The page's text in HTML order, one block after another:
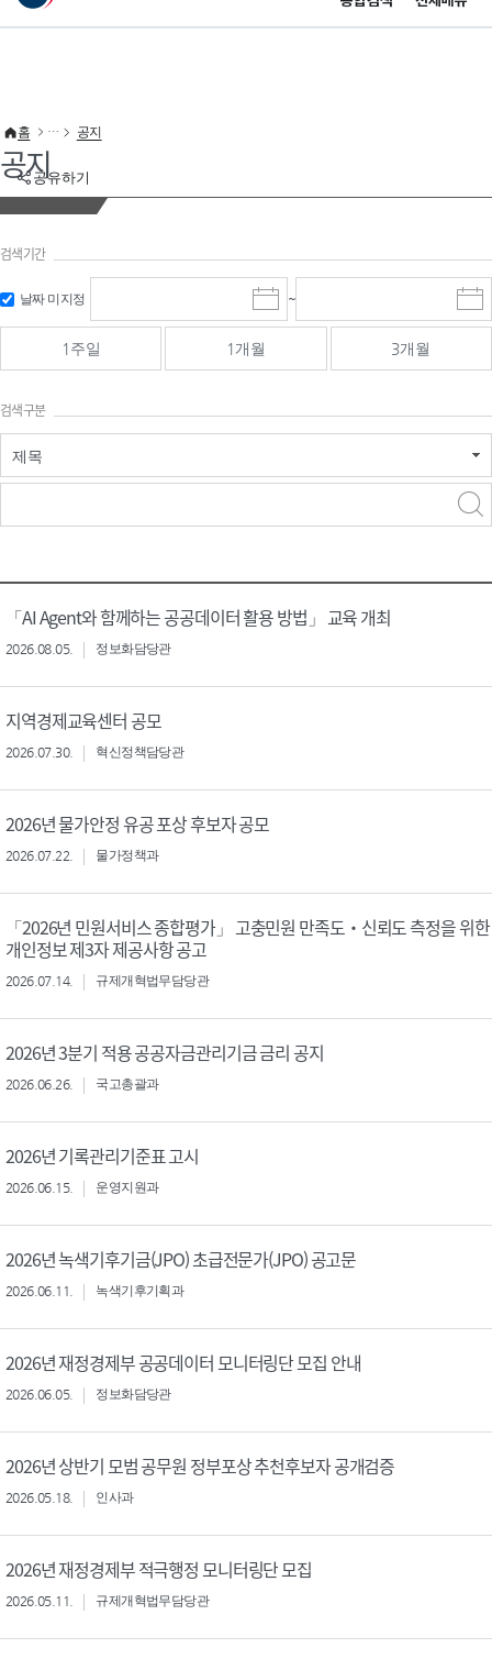
이 누리집은 대한민국 공식 전자정부 누리집입니다.
공유하기
홈 공지
공지
검색기간
날짜 미지정
시
작
일
선
~
종
료
선
1주일 1개월 3개월
검색구분
제목
「AI Agent와 함께하는 공공데이터 활용 방법」 교육 개최
2026.08.05. 정보화담당관
지역경제교육센터 공모
2026.07.30. 혁신정책담당관
2026년 물가안정 유공 포상 후보자 공모
2026.07.22. 물가정책과
「2026년 민원서비스 종합평가」 고충민원 만족도‧신뢰도 측정을 위한
개인정보 제3자 제공사항 공고
2026.07.14. 규제개혁법무담당관
2026년 3분기 적용 공공자금관리기금 금리 공지
2026.06.26. 국고총괄과
2026년 기록관리기준표 고시
2026.06.15. 운영지원과
2026년 녹색기후기금(JPO) 초급전문가(JPO) 공고문
2026.06.11. 녹색기후기획과
2026년 재정경제부 공공데이터 모니터링단 모집 안내
2026.06.05. 정보화담당관
2026년 상반기 모범 공무원 정부포상 추천후보자 공개검증
2026.05.18. 인사과
2026년 재정경제부 적극행정 모니터링단 모집
2026.05.11. 규제개혁법무담당관